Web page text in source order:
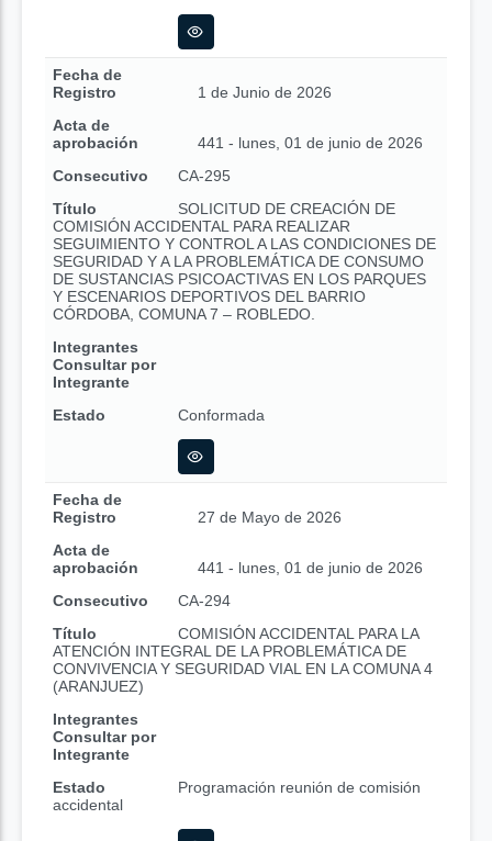
Fecha de
Registro
1 de Junio de 2026
Acta de
aprobación
441 - lunes, 01 de junio de 2026
Consecutivo
CA-295
Título
SOLICITUD DE CREACIÓN DE
COMISIÓN ACCIDENTAL PARA REALIZAR
SEGUIMIENTO Y CONTROL A LAS CONDICIONES DE
SEGURIDAD Y A LA PROBLEMÁTICA DE CONSUMO
DE SUSTANCIAS PSICOACTIVAS EN LOS PARQUES
Y ESCENARIOS DEPORTIVOS DEL BARRIO
CÓRDOBA, COMUNA 7 – ROBLEDO.
Integrantes
Consultar por
Integrante
Estado
Conformada
Fecha de
Registro
27 de Mayo de 2026
Acta de
aprobación
441 - lunes, 01 de junio de 2026
Consecutivo
CA-294
Título
COMISIÓN ACCIDENTAL PARA LA
ATENCIÓN INTEGRAL DE LA PROBLEMÁTICA DE
CONVIVENCIA Y SEGURIDAD VIAL EN LA COMUNA 4
(ARANJUEZ)
Integrantes
Consultar por
Integrante
Estado
Programación reunión de comisión
accidental